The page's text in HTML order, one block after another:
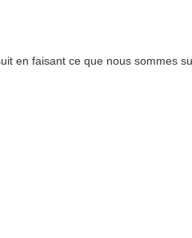
en faisant ce que nous sommes